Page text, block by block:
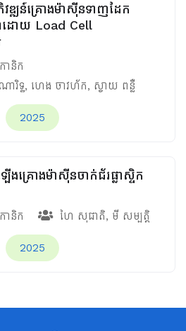
ឌ្ឍន៍គ្រោងម៉ាស៊ីនទាញដែក
ាដោយ Load Cell
ានិក
រិទ្ធ, ហេង ចាវហ័ក, ស្វាយ ពន្លឺ
2025
ងគ្រោងម៉ាស៊ីនចាក់ជ័រផ្លាស្ទិក
ានិក ហៃ សុជាតិ, មី សម្បត្តិ
2025